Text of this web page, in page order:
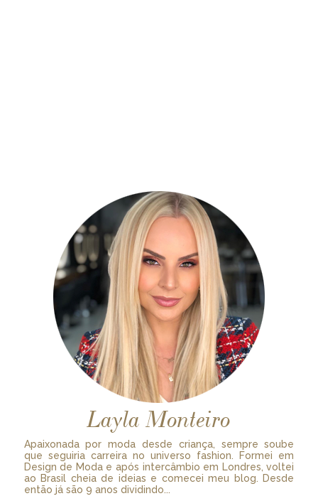
Layla Monteiro
Apaixonada por moda desde criança, sempre soube
que seguiria carreira no universo fashion. Formei em
Design de Moda e após intercâmbio em Londres, voltei
ao Brasil cheia de ideias e comecei meu blog. Desde
então já são 9 anos dividindo...